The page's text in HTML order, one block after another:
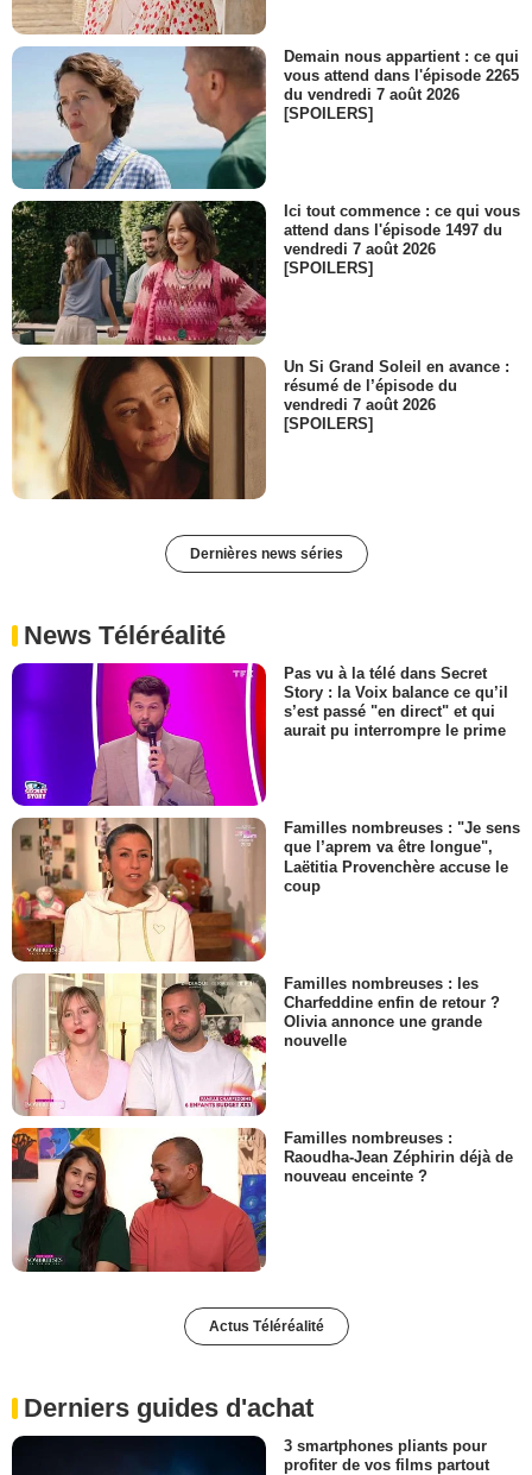
Demain nous appartient : ce qui
vous attend dans l'épisode 2265
du vendredi 7 août 2026
[SPOILERS]
Ici tout commence : ce qui vous
attend dans l'épisode 1497 du
vendredi 7 août 2026
[SPOILERS]
Un Si Grand Soleil en avance :
résumé de l’épisode du
vendredi 7 août 2026
[SPOILERS]
Dernières news séries
News Téléréalité
Pas vu à la télé dans Secret
Story : la Voix balance ce qu’il
s’est passé "en direct" et qui
aurait pu interrompre le prime
Familles nombreuses : "Je sens
que l’aprem va être longue",
Laëtitia Provenchère accuse le
coup
Familles nombreuses : les
Charfeddine enfin de retour ?
Olivia annonce une grande
nouvelle
Familles nombreuses :
Raoudha-Jean Zéphirin déjà de
nouveau enceinte ?
Actus Téléréalité
Derniers guides d'achat
3 smartphones pliants pour
profiter de vos films partout